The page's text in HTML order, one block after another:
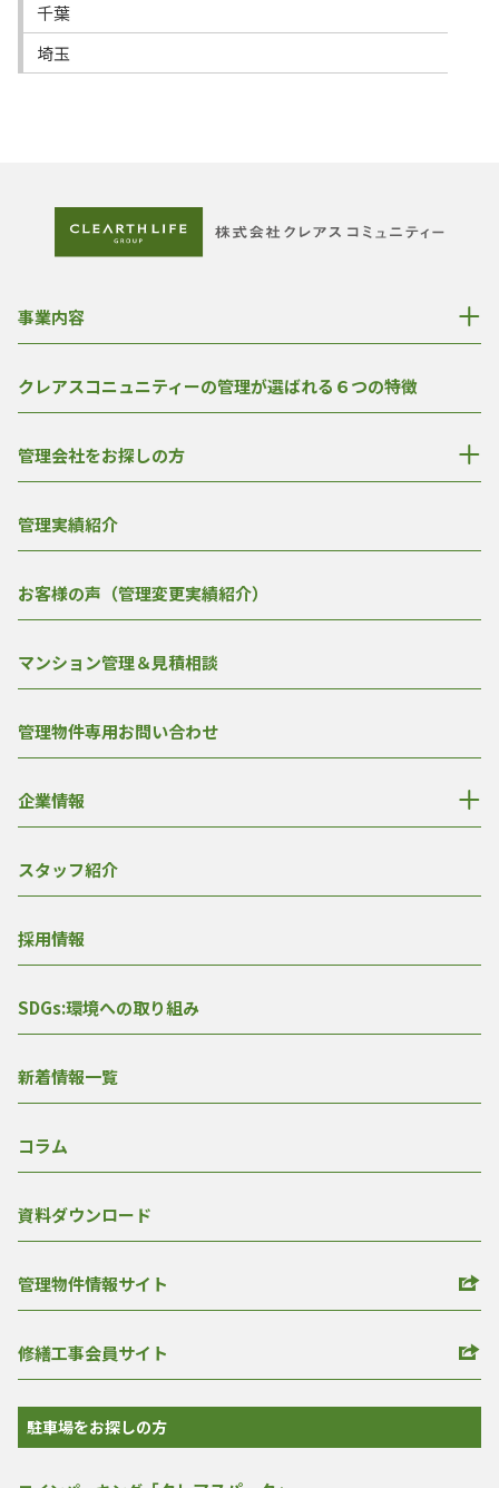
千葉
埼玉
事業内容
クレアスコニュニティーの管理が選ばれる６つの特徴
管理会社をお探しの方
管理実績紹介
お客様の声（管理変更実績紹介）
マンション管理＆見積相談
管理物件専用お問い合わせ
企業情報
スタッフ紹介
採用情報
SDGs:環境への取り組み
新着情報一覧
コラム
資料ダウンロード
管理物件情報サイト
修繕工事会員サイト
駐車場をお探しの方